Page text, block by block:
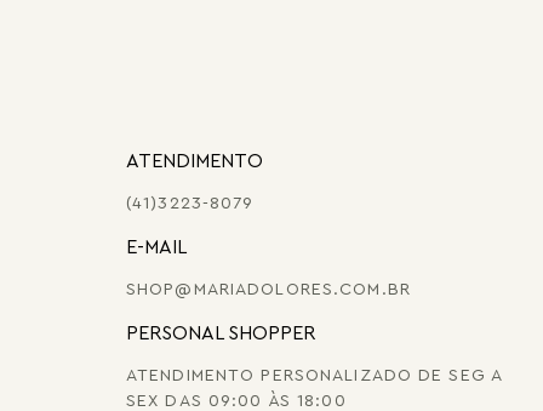
ATENDIMENTO
(41)3223-8079
E-MAIL
SHOP@MARIADOLORES.COM.BR
PERSONAL SHOPPER
ATENDIMENTO PERSONALIZADO DE SEG A
SEX DAS 09:00 ÀS 18:00